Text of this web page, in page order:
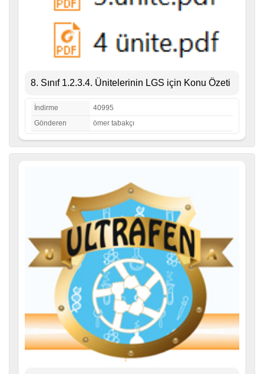
8. Sınıf 1.2.3.4. Ünitelerinin LGS için Konu Özeti
İndirme
40995
Gönderen
ömer tabakçı